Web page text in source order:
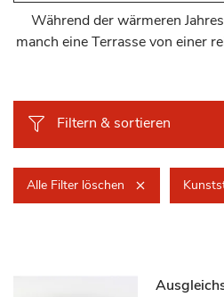
Während der wärmeren
manch eine Terrasse von einer
Filtern & sortieren
Alle Filter löschen